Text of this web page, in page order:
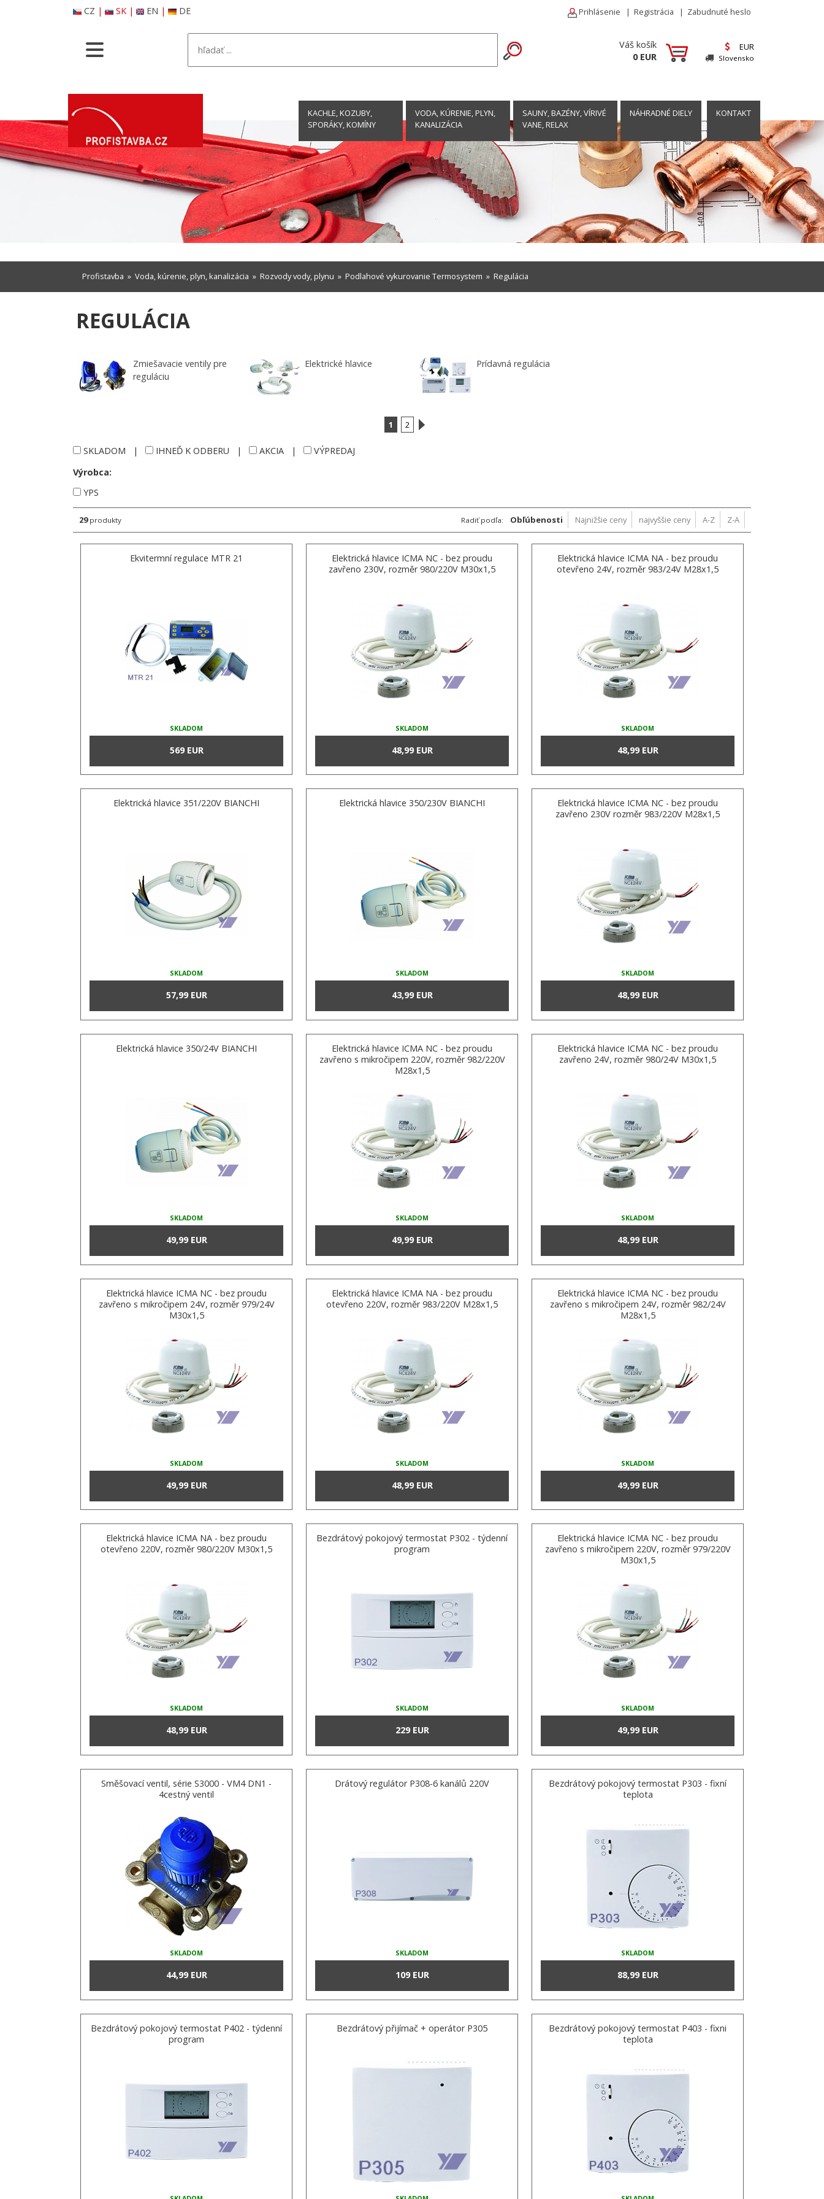
CZ | SK| EN | DE Prihlásenie | Registrácia | Zabudnuté heslo
Váš košík
0 EUR
EUR
Slovensko
KACHLE, KOZUBY,
SPORÁKY, KOMÍNY
VODA, KÚRENIE, PLYN,
KANALIZÁCIA
SAUNY, BAZÉNY, VÍRIVÉ
VANE, RELAX
NÁHRADNÉ DIELY KONTAKT
Profistavba » Voda, kúrenie, plyn, kanalizácia » Rozvody vody, plynu » Podlahové vykurovanie Termosystem » Regulácia
REGULÁCIA
Zmiešavacie ventily pre
reguláciu
Elektrické hlavice Prídavná regulácia
1 2
SKLADOM | IHNEĎ K ODBERU | AKCIA |
VÝPREDAJ
Výrobca:
YPS
29 produkty Radiť podľa: Obľúbenosti Najnižšie ceny najvyššie ceny A-Z Z-A
Ekvitermní regulace MTR 21
SKLADOM
569 EUR
Elektrická hlavice ICMA NC - bez proudu
zavřeno 230V, rozměr 980/220V M30x1,5
SKLADOM
48,99 EUR
Elektrická hlavice ICMA NA - bez proudu
otevřeno 24V, rozměr 983/24V M28x1,5
SKLADOM
48,99 EUR
Elektrická hlavice 351/220V BIANCHI
SKLADOM
57,99 EUR
Elektrická hlavice 350/230V BIANCHI
SKLADOM
43,99 EUR
Elektrická hlavice ICMA NC - bez proudu
zavřeno 230V rozměr 983/220V M28x1,5
SKLADOM
48,99 EUR
Elektrická hlavice 350/24V BIANCHI
SKLADOM
49,99 EUR
Elektrická hlavice ICMA NC - bez proudu
zavřeno s mikročipem 220V, rozměr 982/220V
M28x1,5
SKLADOM
49,99 EUR
Elektrická hlavice ICMA NC - bez proudu
zavřeno 24V, rozměr 980/24V M30x1,5
SKLADOM
48,99 EUR
Elektrická hlavice ICMA NC - bez proudu
zavřeno s mikročipem 24V, rozměr 979/24V
M30x1,5
SKLADOM
49,99 EUR
Elektrická hlavice ICMA NA - bez proudu
otevřeno 220V, rozměr 983/220V M28x1,5
SKLADOM
48,99 EUR
Elektrická hlavice ICMA NC - bez proudu
zavřeno s mikročipem 24V, rozměr 982/24V
M28x1,5
SKLADOM
49,99 EUR
Elektrická hlavice ICMA NA - bez proudu
otevřeno 220V, rozměr 980/220V M30x1,5
SKLADOM
48,99 EUR
Bezdrátový pokojový termostat P302 - týdenní
program
SKLADOM
229 EUR
Elektrická hlavice ICMA NC - bez proudu
zavřeno s mikročipem 220V, rozměr 979/220V
M30x1,5
SKLADOM
49,99 EUR
Směšovací ventil, série S3000 - VM4 DN1 -
4cestný ventil
SKLADOM
44,99 EUR
Drátový regulátor P308-6 kanálů 220V
SKLADOM
109 EUR
Bezdrátový pokojový termostat P303 - fixní
teplota
SKLADOM
88,99 EUR
Bezdrátový pokojový termostat P402 - týdenní
program
Bezdrátový přijímač + operátor P305
Bezdrátový pokojový termostat P403 - fixni
teplota